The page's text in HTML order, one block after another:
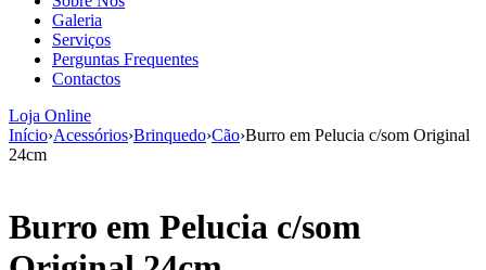
Galeria
Serviços
Perguntas Frequentes
Contactos
Loja Online
Início›Acessórios›Brinquedo›Cão›Burro em Pelucia c/som Original
24cm
Burro em Pelucia c/som
aumenta a
probabilidade
de ver
conteúdo e
ofertas